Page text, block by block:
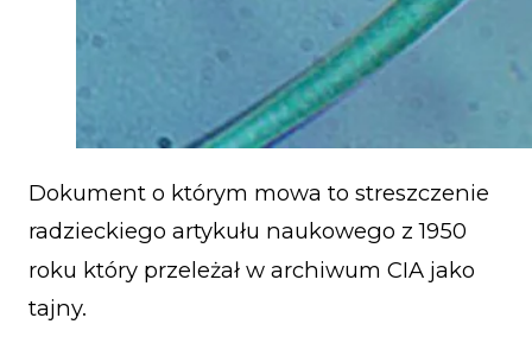
Dokument o którym mowa to streszczenie
radzieckiego artykułu naukowego z 1950
roku który przeleżał w archiwum CIA jako
tajny.